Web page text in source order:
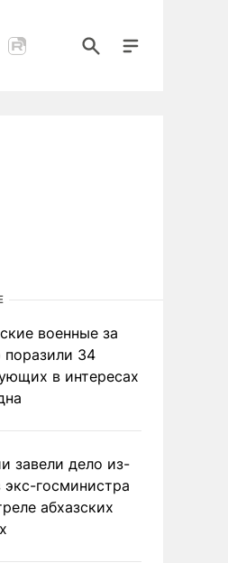
военные за
поразили 34
в интересах
завели дело из-
экс-госминистра
абхазских